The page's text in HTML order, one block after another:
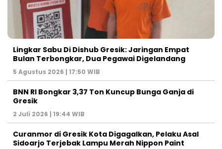
Lingkar Sabu Di Dishub Gresik: Jaringan Empat
Bulan Terbongkar, Dua Pegawai Digelandang
5 Agustus 2026 | 17:50 WIB
BNN RI Bongkar 3,37 Ton Kuncup Bunga Ganja di
Gresik
2 Juli 2026 | 19:44 WIB
Curanmor di Gresik Kota Digagalkan, Pelaku Asal
Sidoarjo Terjebak Lampu Merah Nippon Paint